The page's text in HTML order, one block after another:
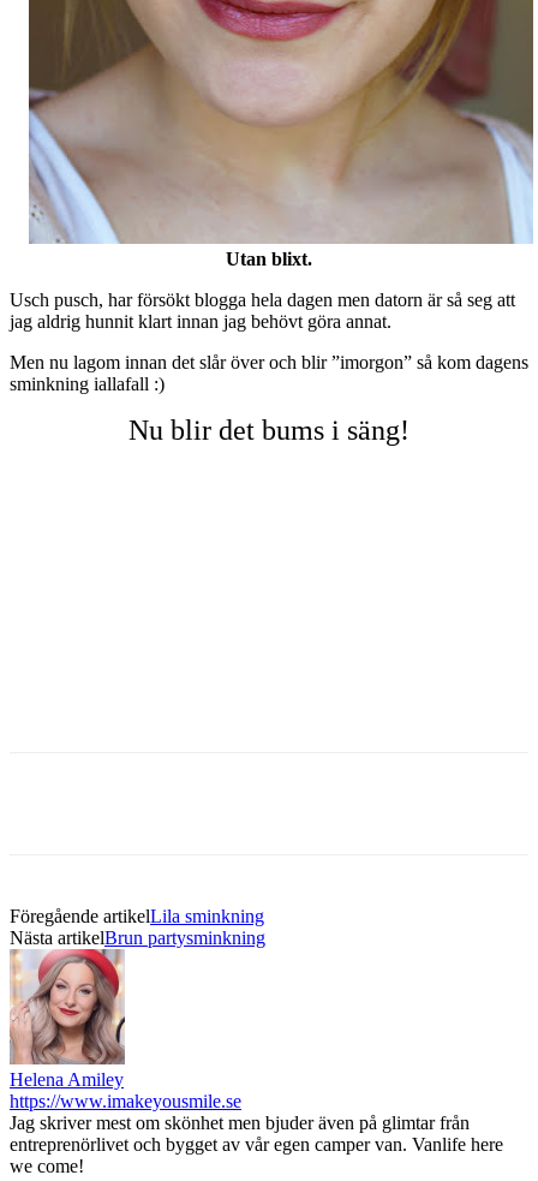
Utan blixt.
Usch pusch, har försökt blogga hela dagen men datorn är så seg att
jag aldrig hunnit klart innan jag behövt göra annat.
Men nu lagom innan det slår över och blir ”imorgon” så kom dagens
sminkning iallafall :)
Nu blir det bums i säng!
Föregående artikelLila sminkning
Nästa artikelBrun partysminkning
Helena Amiley
https://www.imakeyousmile.se
Jag skriver mest om skönhet men bjuder även på glimtar från
entreprenörlivet och bygget av vår egen camper van. Vanlife here
we come!